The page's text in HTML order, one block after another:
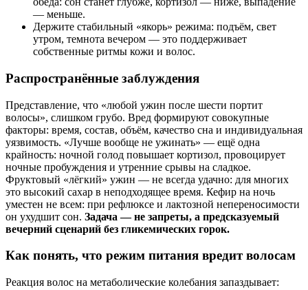
— меньше.
Держите стабильный «якорь» режима: подъём, свет
утром, темнота вечером — это поддерживает
собственные ритмы кожи и волос.
Распространённые заблуждения
Представление, что «любой ужин после шести портит
волосы», слишком грубо. Вред формируют совокупные
факторы: время, состав, объём, качество сна и индивидуальная
уязвимость. «Лучше вообще не ужинать» — ещё одна
крайность: ночной голод повышает кортизол, провоцирует
ночные пробуждения и утренние срывы на сладкое.
Фруктовый «лёгкий» ужин — не всегда удачно: для многих
это высокий сахар в неподходящее время. Кефир на ночь
уместен не всем: при рефлюксе и лактозной непереносимости
он ухудшит сон. Задача — не запреты, а предсказуемый
вечерний сценарий без гликемических горок.
Как понять, что режим питания вредит волосам
Реакция волос на метаболические колебания запаздывает: